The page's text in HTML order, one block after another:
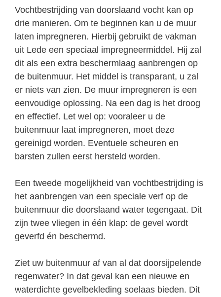
Vochtbestrijding van doorslaand vocht kan op
drie manieren. Om te beginnen kan u de muur
laten impregneren. Hierbij gebruikt de vakman
uit Lede een speciaal impregneermiddel. Hij zal
dit als een extra beschermlaag aanbrengen op
de buitenmuur. Het middel is transparant, u zal
er niets van zien. De muur impregneren is een
eenvoudige oplossing. Na een dag is het droog
en effectief. Let wel op: vooraleer u de
buitenmuur laat impregneren, moet deze
gereinigd worden. Eventuele scheuren en
barsten zullen eerst hersteld worden.
Een tweede mogelijkheid van vochtbestrijding is
het aanbrengen van een speciale verf op de
buitenmuur die doorslaand water tegengaat. Dit
zijn twee vliegen in één klap: de gevel wordt
geverfd én beschermd.
Ziet uw buitenmuur af van al dat doorsijpelende
regenwater? In dat geval kan een nieuwe en
waterdichte gevelbekleding soelaas bieden. Dit